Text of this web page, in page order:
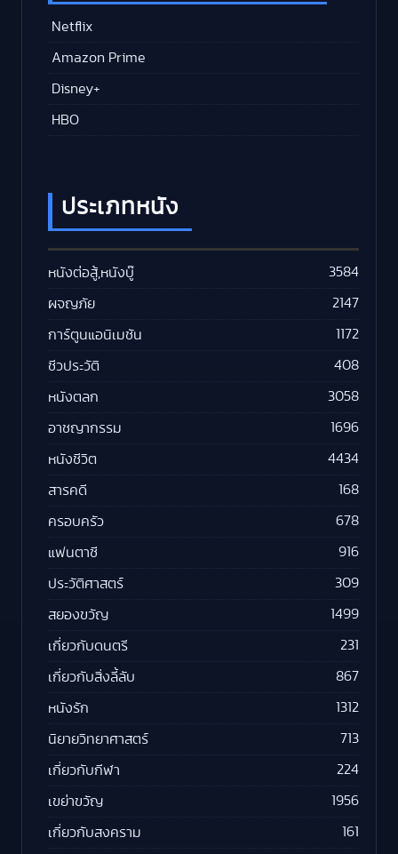
Netflix
Amazon Prime
Disney+
HBO
ประเภทหนัง
หนังต่อสู้,หนังบู๊ 3584
ผจญภัย 2147
การ์ตูนแอนิเมชัน 1172
ชีวประวัติ 408
หนังตลก 3058
อาชญากรรม 1696
หนังชีวิต 4434
สารคดี 168
ครอบครัว 678
แฟนตาซี 916
ประวัติศาสตร์ 309
สยองขวัญ 1499
เกี่ยวกับดนตรี 231
เกี่ยวกับสิ่งลี้ลับ 867
หนังรัก 1312
นิยายวิทยาศาสตร์ 713
เกี่ยวกับกีฬา 224
เขย่าขวัญ 1956
เกี่ยวกับสงคราม 161